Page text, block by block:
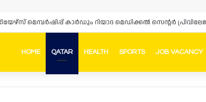
HOME QATAR HEALTH SPORTS JOB VACANCY